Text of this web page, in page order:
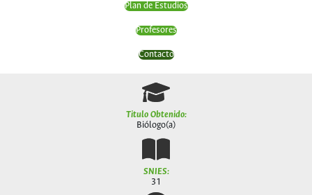
Plan de Estudios
Profesores
Contacto
Titulo Obtenido:
Biólogo(a)
SNIES:
31